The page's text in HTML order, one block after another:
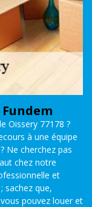
Oissery 77178 ?
à une équipe
Ne cherchez pas
chez notre
et
sachez que,
pouvez louer et